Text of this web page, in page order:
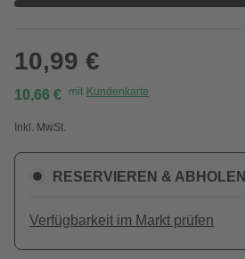
10,99 €
10,66 € mit Kundenkarte
Inkl. MwSt.
RESERVIEREN & ABHOLEN
Verfügbarkeit im Markt prüfen